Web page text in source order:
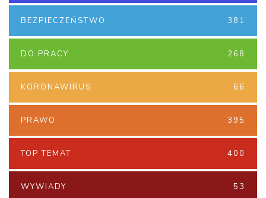
BEZPIECZEŃSTWO 381
DO PRACY 268
KORONAWIRUS 66
PRAWO 395
TOP TEMAT 400
WYWIADY 53